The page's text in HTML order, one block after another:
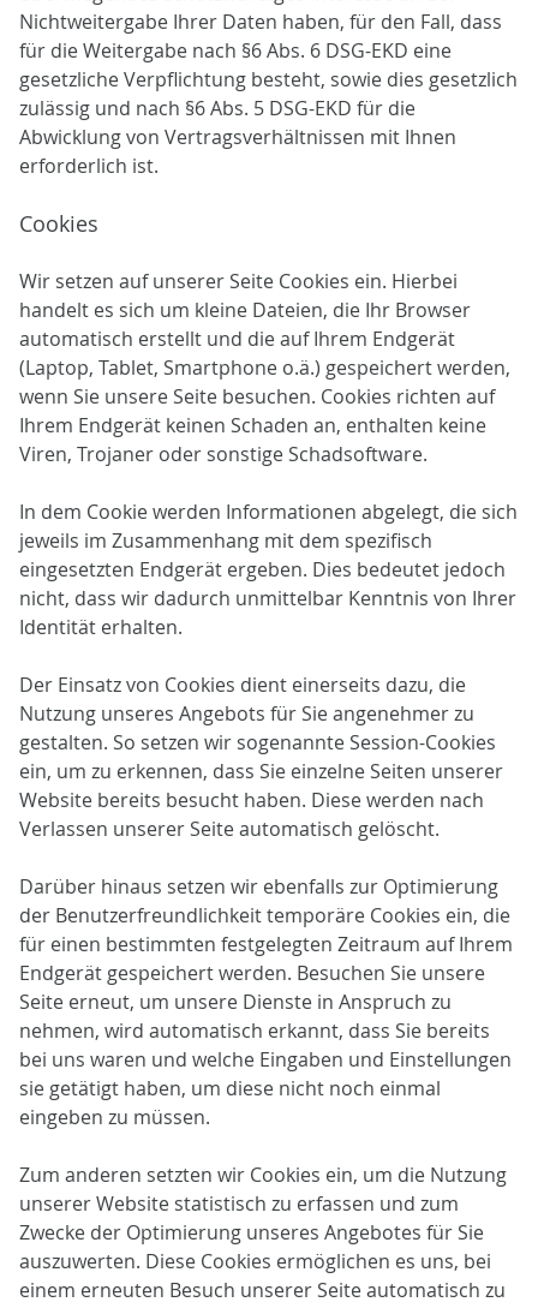
Nichtweitergabe Ihrer Daten haben, für den Fall, dass
für die Weitergabe nach §6 Abs. 6 DSG-EKD eine
gesetzliche Verpflichtung besteht, sowie dies gesetzlich
zulässig und nach §6 Abs. 5 DSG-EKD für die
Abwicklung von Vertragsverhältnissen mit Ihnen
erforderlich ist.
Cookies
Wir setzen auf unserer Seite Cookies ein. Hierbei
handelt es sich um kleine Dateien, die Ihr Browser
automatisch erstellt und die auf Ihrem Endgerät
(Laptop, Tablet, Smartphone o.ä.) gespeichert werden,
wenn Sie unsere Seite besuchen. Cookies richten auf
Ihrem Endgerät keinen Schaden an, enthalten keine
Viren, Trojaner oder sonstige Schadsoftware.
In dem Cookie werden Informationen abgelegt, die sich
jeweils im Zusammenhang mit dem spezifisch
eingesetzten Endgerät ergeben. Dies bedeutet jedoch
nicht, dass wir dadurch unmittelbar Kenntnis von Ihrer
Identität erhalten.
Der Einsatz von Cookies dient einerseits dazu, die
Nutzung unseres Angebots für Sie angenehmer zu
gestalten. So setzen wir sogenannte Session-Cookies
ein, um zu erkennen, dass Sie einzelne Seiten unserer
Website bereits besucht haben. Diese werden nach
Verlassen unserer Seite automatisch gelöscht.
Darüber hinaus setzen wir ebenfalls zur Optimierung
der Benutzerfreundlichkeit temporäre Cookies ein, die
für einen bestimmten festgelegten Zeitraum auf Ihrem
Endgerät gespeichert werden. Besuchen Sie unsere
Seite erneut, um unsere Dienste in Anspruch zu
nehmen, wird automatisch erkannt, dass Sie bereits
bei uns waren und welche Eingaben und Einstellungen
sie getätigt haben, um diese nicht noch einmal
eingeben zu müssen.
Zum anderen setzten wir Cookies ein, um die Nutzung
unserer Website statistisch zu erfassen und zum
Zwecke der Optimierung unseres Angebotes für Sie
auszuwerten. Diese Cookies ermöglichen es uns, bei
einem erneuten Besuch unserer Seite automatisch zu